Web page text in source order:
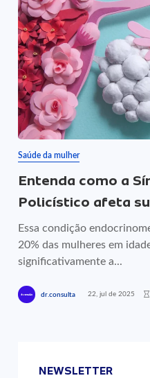
Saúde da mulher
Entenda como a
Policístico afeta
Essa condição
20% das mulheres em
significativamente a...
dr.consulta 22, jul de 2025
NEWSLETTER